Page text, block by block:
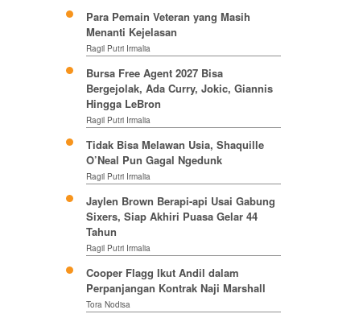
Para Pemain Veteran yang Masih
Menanti Kejelasan
Ragil Putri Irmalia
Bursa Free Agent 2027 Bisa
Bergejolak, Ada Curry, Jokic, Giannis
Hingga LeBron
Ragil Putri Irmalia
Tidak Bisa Melawan Usia, Shaquille
O’Neal Pun Gagal Ngedunk
Ragil Putri Irmalia
Jaylen Brown Berapi-api Usai Gabung
Sixers, Siap Akhiri Puasa Gelar 44
Tahun
Ragil Putri Irmalia
Cooper Flagg Ikut Andil dalam
Perpanjangan Kontrak Naji Marshall
Tora Nodisa